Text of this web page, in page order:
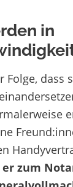
in
Folge, dass
zum